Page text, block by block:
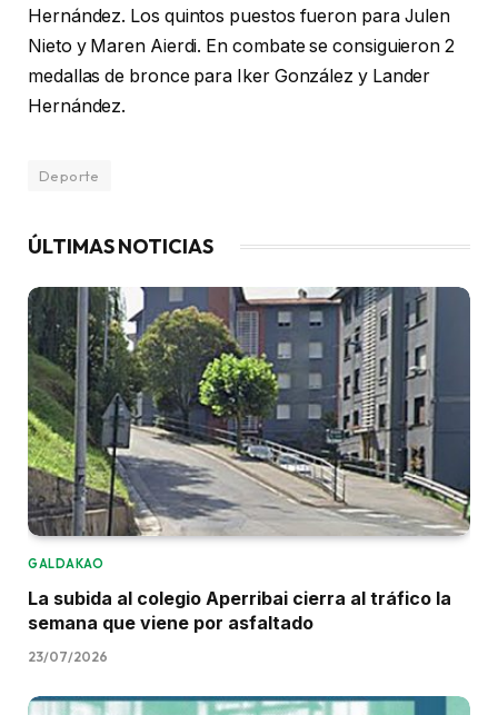
Hernández. Los quintos puestos fueron para Julen
Nieto y Maren Aierdi. En combate se consiguieron 2
medallas de bronce para Iker González y Lander
Hernández.
Deporte
ÚLTIMAS NOTICIAS
GALDAKAO
La subida al colegio Aperribai cierra al tráfico la
semana que viene por asfaltado
23/07/2026